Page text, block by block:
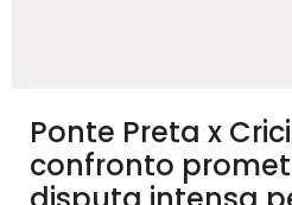
Ponte Preta x
confronto